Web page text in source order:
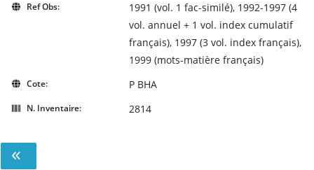
Ref Obs:
1991 (vol. 1 fac-similé), 1992-1997 (4
vol. annuel + 1 vol. index cumulatif
français), 1997 (3 vol. index français),
1999 (mots-matière français)
Cote: P BHA
N. Inventaire: 2814